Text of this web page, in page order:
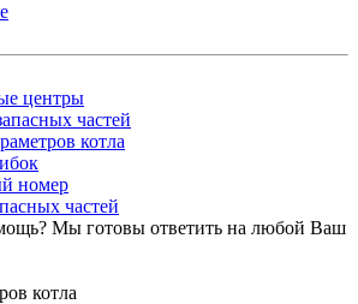
центры
частей
котла
номер
частей
Мы готовы ответить на любой Ваш
котла